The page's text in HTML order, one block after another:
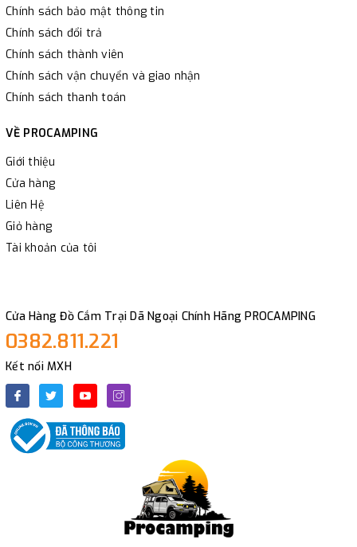
Chính sách bảo mật thông tin
Chính sách đổi trả
Chính sách thành viên
Chính sách vận chuyển và giao nhận
Chính sách thanh toán
VỀ PROCAMPING
Giới thiệu
Cửa hàng
Liên Hệ
Giỏ hàng
Tài khoản của tôi
Cửa Hàng Đồ Cắm Trại Dã Ngoại Chính Hãng PROCAMPING
0382.811.221
Kết nối MXH